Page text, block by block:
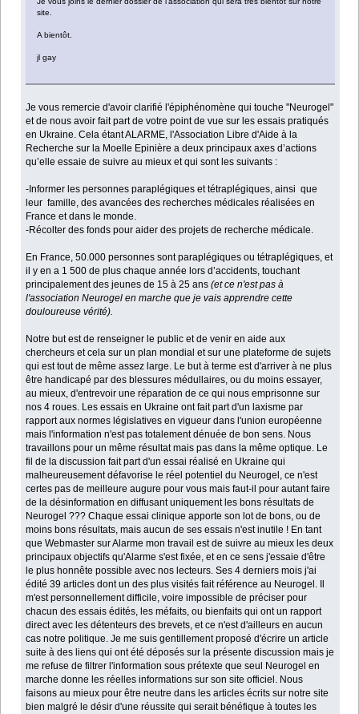
site.
A bientôt.
jl gay
Je vous remercie d'avoir clarifié l'épiphénomène qui touche "Neurogel"
et de nous avoir fait part de votre point de vue sur les essais pratiqués
en Ukraine. Cela étant ALARME, l'Association Libre d'Aide à la
Recherche sur la Moelle Epinière a deux principaux axes d’actions
qu’elle essaie de suivre au mieux et qui sont les suivants :
-Informer les personnes paraplégiques et tétraplégiques, ainsi que
leur famille, des avancées des recherches médicales réalisées en
France et dans le monde.
-Récolter des fonds pour aider des projets de recherche médicale.
En France, 50.000 personnes sont paraplégiques ou tétraplégiques, et
il y en a 1 500 de plus chaque année lors d’accidents, touchant
principalement des jeunes de 15 à 25 ans(et ce n'est pas à
l'association Neurogel en marche que je vais apprendre cette
douloureuse vérité).
Notre but est de renseigner le public et de venir en aide aux
chercheurs et cela sur un plan mondial et sur une plateforme de sujets
qui est tout de même assez large. Le but à terme est d'arriver à ne plus
être handicapé par des blessures médullaires, ou du moins essayer,
au mieux, d'entrevoir une réparation de ce qui nous emprisonne sur
nos 4 roues. Les essais en Ukraine ont fait part d'un laxisme par
rapport aux normes législatives en vigueur dans l'union européenne
mais l'information n'est pas totalement dénuée de bon sens. Nous
travaillons pour un même résultat mais pas dans la même optique. Le
fil de la discussion fait part d'un essai réalisé en Ukraine qui
malheureusement défavorise le réel potentiel du Neurogel, ce n'est
certes pas de meilleure augure pour vous mais faut-il pour autant faire
de la désinformation en diffusant uniquement les bons résultats de
Neurogel ??? Chaque essai clinique apporte son lot de bons, ou de
moins bons résultats, mais aucun de ses essais n'est inutile ! En tant
que Webmaster sur Alarme mon travail est de suivre au mieux les deux
principaux objectifs qu'Alarme s'est fixée, et en ce sens j'essaie d'être
le plus honnête possible avec nos lecteurs. Ses 4 derniers mois j'ai
édité 39 articles dont un des plus visités fait référence au Neurogel. Il
m'est personnellement difficile, voire impossible de préciser pour
chacun des essais édités, les méfaits, ou bienfaits qui ont un rapport
direct avec les détenteurs des brevets, et ce n'est d'ailleurs en aucun
cas notre politique. Je me suis gentillement proposé d'écrire un article
suite à des liens qui ont été déposés sur la présente discussion mais je
me refuse de filtrer l'information sous prétexte que seul Neurogel en
marche donne les réelles informations sur son site officiel. Nous
faisons au mieux pour être neutre dans les articles écrits sur notre site
bien malgré le désir d'une réussite qui serait bénéfique à toutes les